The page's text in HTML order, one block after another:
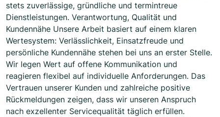
stets zuverlässige, gründliche und termintreue
Dienstleistungen. Verantwortung, Qualität und
Kundennähe Unsere Arbeit basiert auf einem klaren
Wertesystem: Verlässlichkeit, Einsatzfreude und
persönliche Kundennähe stehen bei uns an erster Stelle.
Wir legen Wert auf offene Kommunikation und
reagieren flexibel auf individuelle Anforderungen. Das
Vertrauen unserer Kunden und zahlreiche positive
Rückmeldungen zeigen, dass wir unseren Anspruch
nach exzellenter Servicequalität täglich erfüllen.